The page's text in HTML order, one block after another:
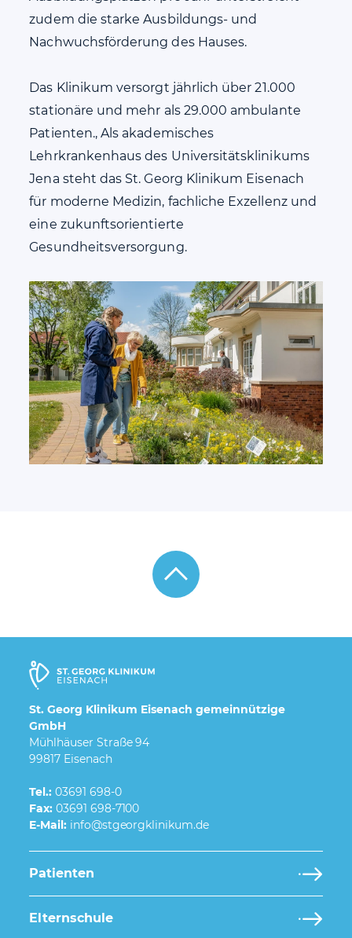
zudem die starke Ausbildungs- und
Nachwuchsförderung des Hauses.
Das Klinikum versorgt jährlich über 21.000
stationäre und mehr als 29.000 ambulante
Patienten., Als akademisches
Lehrkrankenhaus des Universitätsklinikums
Jena steht das St. Georg Klinikum Eisenach
für moderne Medizin, fachliche Exzellenz und
eine zukunftsorientierte
Gesundheitsversorgung.
St. Georg Klinikum Eisenach gemeinnützige
GmbH
Mühlhäuser Straße 94
99817 Eisenach
Tel.: 03691 698-0
Fax: 03691 698-7100
E-Mail:
Patienten
Elternschule